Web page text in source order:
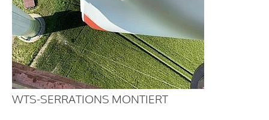
WTS-SERRATIONS MONTIERT